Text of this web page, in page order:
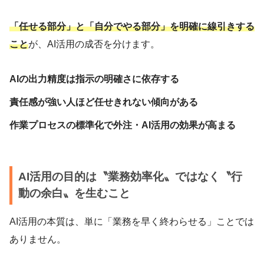
「任せる部分」と「自分でやる部分」を明確に線引きする
ことが、AI活用の成否を分けます。
AIの出力精度は指示の明確さに依存する
責任感が強い人ほど任せきれない傾向がある
作業プロセスの標準化で外注・AI活用の効果が高まる
AI活用の目的は〝業務効率化〟ではなく〝行
動の余白〟を生むこと
AI活用の本質は、単に「業務を早く終わらせる」ことでは
ありません。